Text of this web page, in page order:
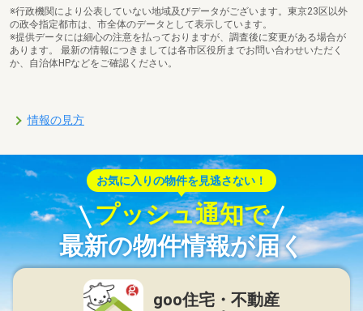
※行政機関により公表していない地域及びデータがございます。東京23区以外
の政令指定都市は、市全体のデータとして表示しています。
※提供データには細心の注意を払っておりますが、調査後に変更がある場合が
あります。 最新の情報につきましては各市区役所までお問い合わせいただく
か、自治体HPなどをご確認ください。
情報の見方
お気に入りの物件を見逃さない！
プッシュ通知で
最新の物件情報が届く
goo住宅・不動産